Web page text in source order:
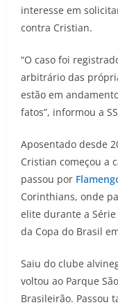
interesse em
contra Cristian.
“O caso foi
arbitrário das
estão em
fatos”, informou a
Aposentado desde
Cristian começou a
passou por
Corinthians, onde
elite durante a
da Copa do Brasil
Saiu do clube
voltou ao Parque
Brasileirão. Passou